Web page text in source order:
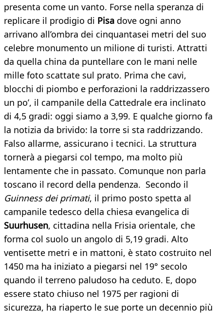
presenta come un vanto. Forse nella speranza di
replicare il prodigio di Pisa dove ogni anno
arrivano all’ombra dei cinquantasei metri del suo
celebre monumento un milione di turisti. Attratti
da quella china da puntellare con le mani nelle
mille foto scattate sul prato. Prima che cavi,
blocchi di piombo e perforazioni la raddrizzassero
un po’, il campanile della Cattedrale era inclinato
di 4,5 gradi: oggi siamo a 3,99. E qualche giorno fa
la notizia da brivido: la torre si sta raddrizzando.
Falso allarme, assicurano i tecnici. La struttura
tornerà a piegarsi col tempo, ma molto più
lentamente che in passato. Comunque non parla
toscano il record della pendenza. Secondo il
Guinness dei primati, il primo posto spetta al
campanile tedesco della chiesa evangelica di
Suurhusen, cittadina nella Frisia orientale, che
forma col suolo un angolo di 5,19 gradi. Alto
ventisette metri e in mattoni, è stato costruito nel
1450 ma ha iniziato a piegarsi nel 19° secolo
quando il terreno paludoso ha ceduto. E, dopo
essere stato chiuso nel 1975 per ragioni di
sicurezza, ha riaperto le sue porte un decennio più